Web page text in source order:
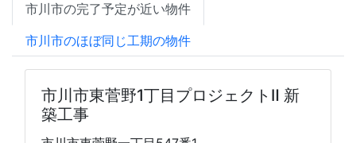
市川市の完了予定が近い物件
市川市のほぼ同じ工期の物件
市川市東菅野1丁目プロジェクトⅡ 新
築工事